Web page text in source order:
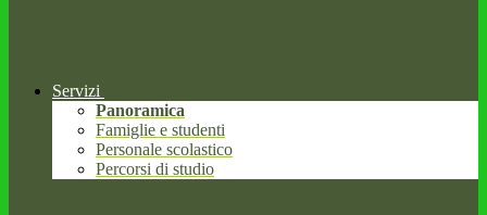
Servizi
Panoramica
Famiglie e studenti
Personale scolastico
Percorsi di studio